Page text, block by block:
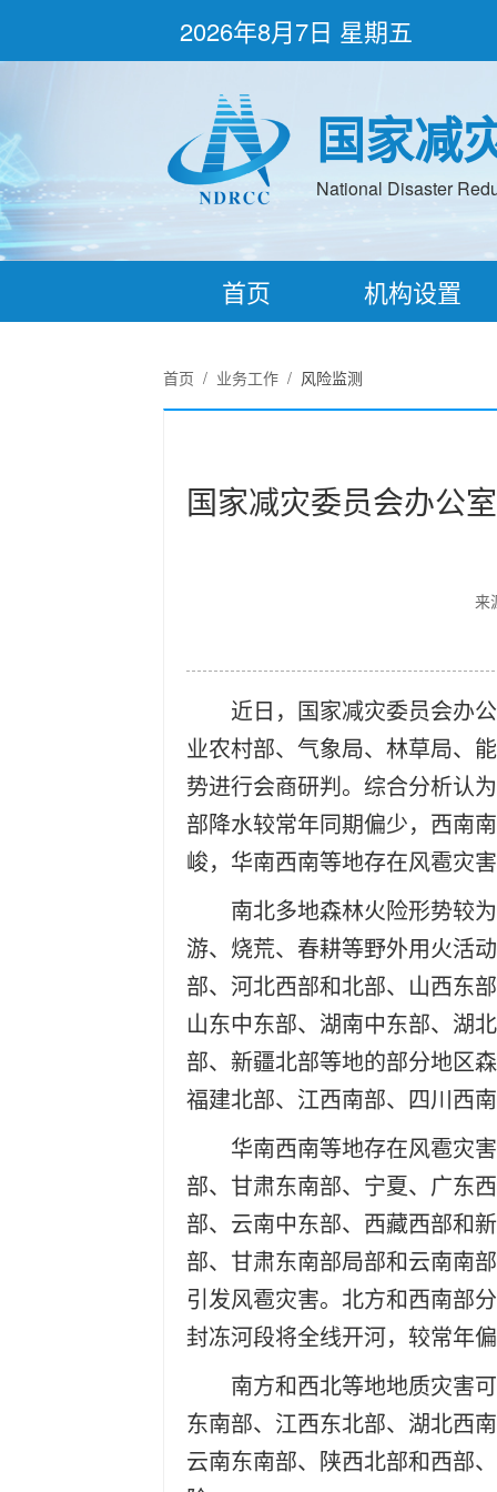
2026年8月7日 星期五
国家减
National Disaster
首页 机构设置
首页 / 业务工作/ 风险监测
国家减灾委员会办公
来
近日，国家减灾委员会办
业农村部、气象局、林草局、
势进行会商研判。综合分析认
部降水较常年同期偏少，西南
峻，华南西南等地存在风雹灾
南北多地森林火险形势较
游、烧荒、春耕等野外用火活
部、河北西部和北部、山西东
山东中东部、湖南中东部、湖
部、新疆北部等地的部分地区
福建北部、江西南部、四川西
华南西南等地存在风雹灾
部、甘肃东南部、宁夏、广东
部、云南中东部、西藏西部和
部、甘肃东南部局部和云南南
引发风雹灾害。北方和西南部
封冻河段将全线开河，较常年
南方和西北等地地质灾害
东南部、江西东北部、湖北西
云南东南部、陕西北部和西部